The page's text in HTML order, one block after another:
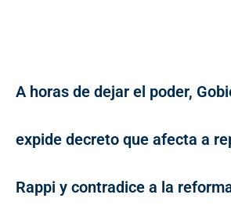
A horas de dejar el poder,
expide decreto que afecta a
Rappi y contradice a la